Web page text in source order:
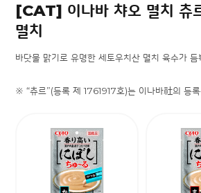
[CAT] 이나바 챠오 멸치 츄
멸치
바닷물 맑기로 유명한 세토우치산 멸치 육수가
※ “츄르”(등록 제 1761917호)는 이나바社의 등